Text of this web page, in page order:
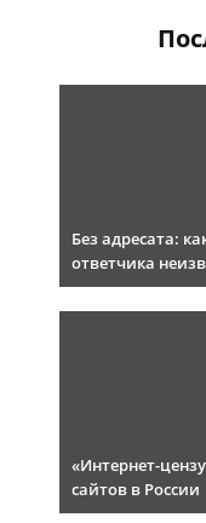
Без адресата:
ответчика
«Интернет-
сайтов в России